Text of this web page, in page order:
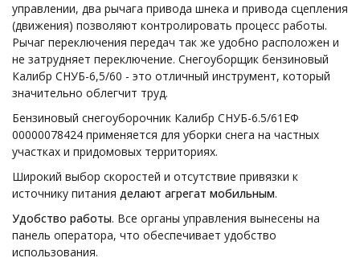
управлении, два рычага привода шнека и привода сцепления
(движения) позволяют контролировать процесс работы.
Рычаг переключения передач так же удобно расположен и
не затрудняет переключение. Снегоуборщик бензиновый
Калибр СНУБ-6,5/60 - это отличный инструмент, который
значительно облегчит труд.
Бензиновый снегоуборочник Калибр СНУБ-6.5/61EФ
00000078424 применяется для уборки снега на частных
участках и придомовых территориях.
Широкий выбор скоростей и отсутствие привязки к
источнику питания делают агрегат мобильным.
Удобство работы. Все органы управления вынесены на
панель оператора, что обеспечивает удобство
использования.